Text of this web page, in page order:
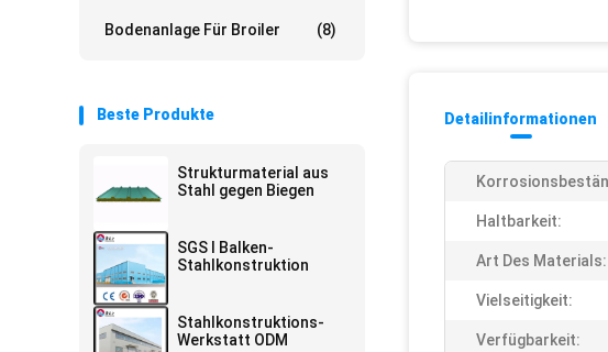
Bodenanlage Für Broiler (8)
Beste Produkte
Strukturmaterial aus
Stahl gegen Biegen
SGS I Balken-
Stahlkonstruktion
Stahlkonstruktions-
Werkstatt ODM
Detailinformationen
Haltbarkeit:
Art Des Materials:
Vielseitigkeit:
Verfügbarkeit: